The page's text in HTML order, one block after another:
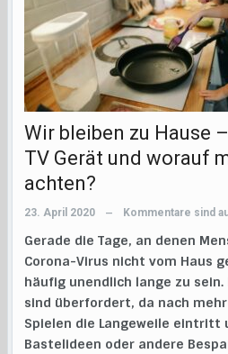
Wir bleiben zu Hause
TV Gerät und worauf
achten?
23. April 2020 — Kommentare sind
Gerade die Tage, an denen
Corona-Virus nicht vom Haus
häufig unendlich lange zu
sind überfordert, da nach
Spielen die Langeweile eintritt
Bastelideen oder andere